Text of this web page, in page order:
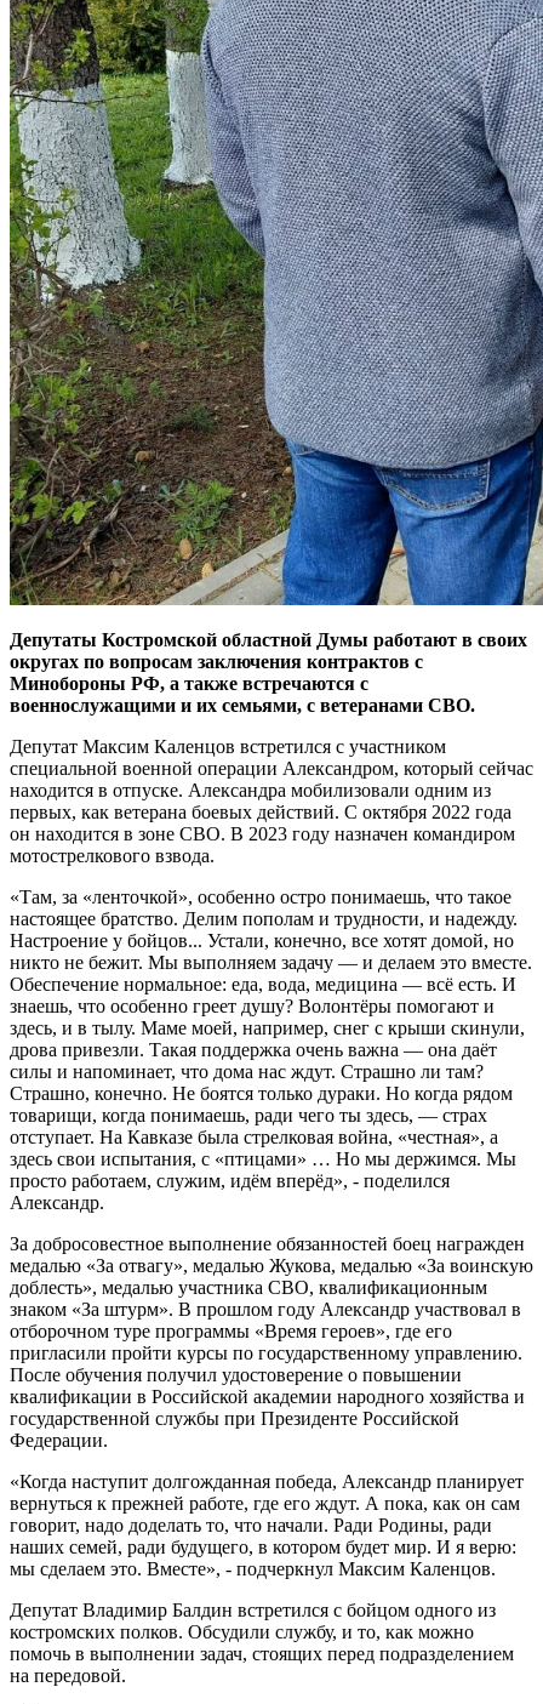
Депутаты Костромской областной Думы работают в своих
округах по вопросам заключения контрактов с
Минобороны РФ, а также встречаются с
военнослужащими и их семьями, с ветеранами СВО.
Депутат Максим Каленцов встретился с участником
специальной военной операции Александром, который сейчас
находится в отпуске. Александра мобилизовали одним из
первых, как ветерана боевых действий. С октября 2022 года
он находится в зоне СВО. В 2023 году назначен командиром
мотострелкового взвода.
«Там, за «ленточкой», особенно остро понимаешь, что такое
настоящее братство. Делим пополам и трудности, и надежду.
Настроение у бойцов... Устали, конечно, все хотят домой, но
никто не бежит. Мы выполняем задачу — и делаем это вместе.
Обеспечение нормальное: еда, вода, медицина — всё есть. И
знаешь, что особенно греет душу? Волонтёры помогают и
здесь, и в тылу. Маме моей, например, снег с крыши скинули,
дрова привезли. Такая поддержка очень важна — она даёт
силы и напоминает, что дома нас ждут. Страшно ли там?
Страшно, конечно. Не боятся только дураки. Но когда рядом
товарищи, когда понимаешь, ради чего ты здесь, — страх
отступает. На Кавказе была стрелковая война, «честная», а
здесь свои испытания, с «птицами» … Но мы держимся. Мы
просто работаем, служим, идём вперёд», - поделился
Александр.
За добросовестное выполнение обязанностей боец награжден
медалью «За отвагу», медалью Жукова, медалью «За воинскую
доблесть», медалью участника СВО, квалификационным
знаком «За штурм». В прошлом году Александр участвовал в
отборочном туре программы «Время героев», где его
пригласили пройти курсы по государственному управлению.
После обучения получил удостоверение о повышении
квалификации в Российской академии народного хозяйства и
государственной службы при Президенте Российской
Федерации.
«Когда наступит долгожданная победа, Александр планирует
вернуться к прежней работе, где его ждут. А пока, как он сам
говорит, надо доделать то, что начали. Ради Родины, ради
наших семей, ради будущего, в котором будет мир. И я верю:
мы сделаем это. Вместе», - подчеркнул Максим Каленцов.
Депутат Владимир Балдин встретился с бойцом одного из
костромских полков. Обсудили службу, и то, как можно
помочь в выполнении задач, стоящих перед подразделением
на передовой.